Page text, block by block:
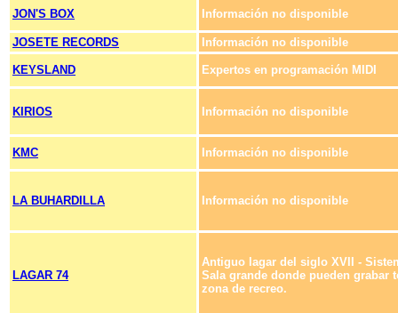
JON'S BOX Información no disponible
JOSETE RECORDS Información no disponible
KEYSLAND Expertos en programación MIDI
KIRIOS Información no disponible
KMC Información no disponible
LA BUHARDILLA Información no disponible
LAGAR 74
Antiguo lagar del siglo XVII -
Sala grande donde pueden grabar
zona de recreo.